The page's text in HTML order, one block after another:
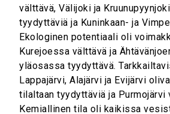
välttävä, Välijoki ja
tyydyttäviä ja Kuninkaan- ja
Ekologinen potentiaali oli
Kurejoessa välttävä ja
yläosassa tyydyttävä.
Lappajärvi, Alajärvi ja Evijärvi
tilaltaan tyydyttäviä ja Purmojärvi
Kemiallinen tila oli kaikissa